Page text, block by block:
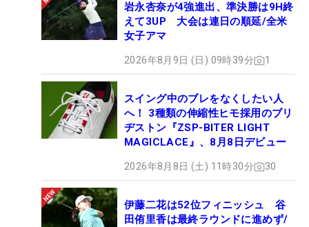
岩永杏奈が4強進出、準決勝は9H終
えて3UP 大会は連日の順延/全米
女子アマ
2026年8月9日 (日) 09時39分 1
スイング中のブレをなくしたい人
へ！ 3種類の伸縮性ヒモ採用のブリ
ヂストン『ZSP-BITER LIGHT
MAGICLACE』、8月8日デビュー
2026年8月8日 (土) 11時30分 30
伊藤二花は52位フィニッシュ 谷
田侑里香は最終ラウンドに進めず/